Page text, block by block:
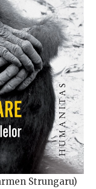
Strungaru)